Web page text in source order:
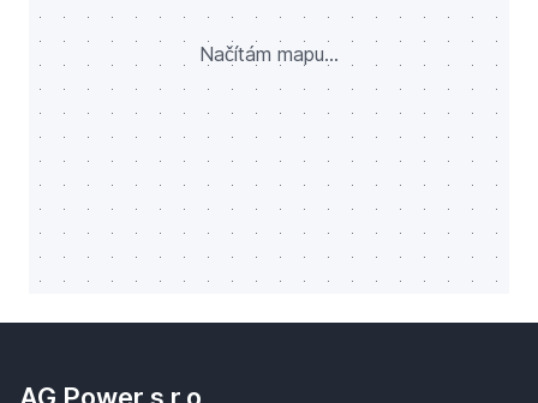
Načítám mapu...